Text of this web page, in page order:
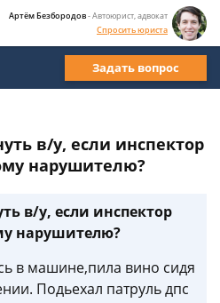
Артём Безбородов- Автоюрист, адвокат
Спросить юриста
Задать вопрос
в/у, если инспектор
нарушителю?
в/у, если инспектор
нарушителю?
в машине,пила вино сидя
Подьехал патруль дпс